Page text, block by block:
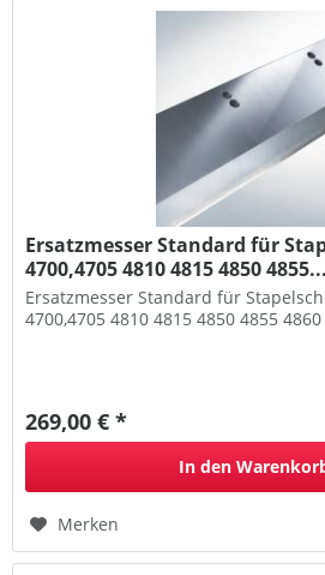
Ersatzmesser Standard für
4700,4705 4810 4815 4850 4855...
Ersatzmesser Standard für
4700,4705 4810 4815 4850 4855 4860
269,00 € *
In den
Merken